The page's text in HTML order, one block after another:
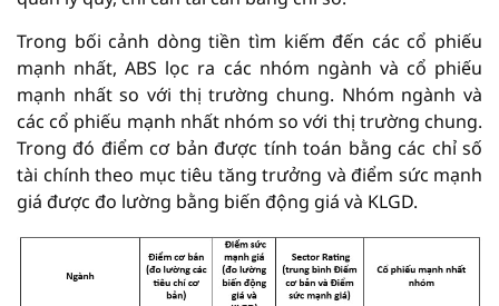
Trong bối cảnh dòng tiền tìm kiếm đến các cổ phiếu
mạnh nhất, ABS lọc ra các nhóm ngành và cổ phiếu
mạnh nhất so với thị trường chung. Nhóm ngành và
các cổ phiếu mạnh nhất nhóm so với thị trường chung.
Trong đó điểm cơ bản được tính toán bằng các chỉ số
tài chính theo mục tiêu tăng trưởng và điểm sức mạnh
giá được đo lường bằng biến động giá và KLGD.